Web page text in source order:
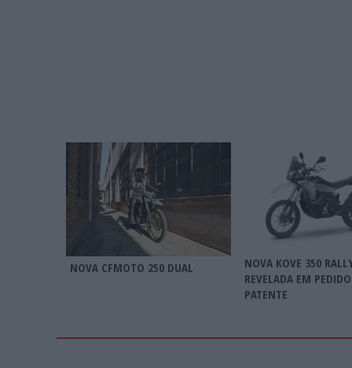
NOVA CFMOTO 250 DUAL
NOVA KOVE 350
REVELADA EM
PATENTE